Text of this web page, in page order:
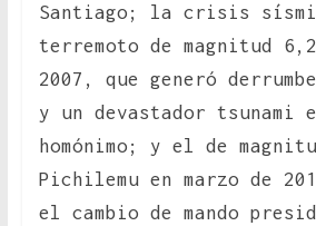
Santiago; la crisis
terremoto de magnitud
2007, que generó
y un devastador tsunami
homónimo; y el de
Pichilemu en marzo de
el cambio de mando